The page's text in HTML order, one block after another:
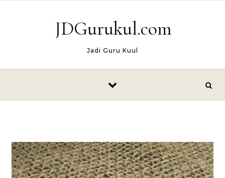
JDGurukul.com
Jadi Guru Kuul